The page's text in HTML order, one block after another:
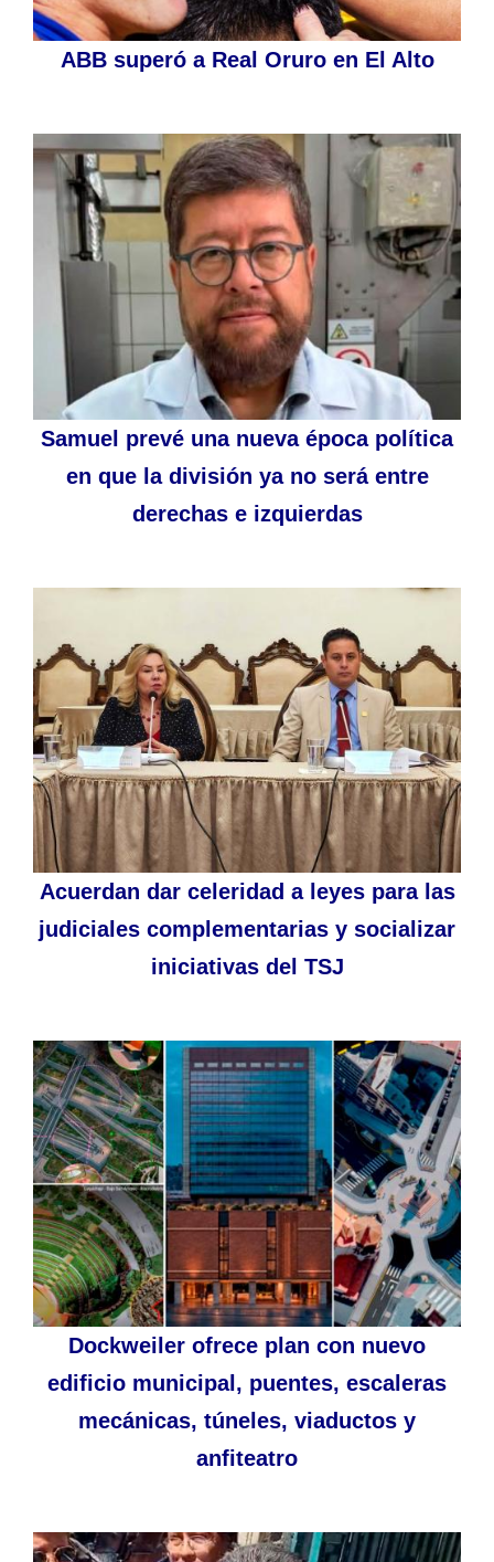
ABB superó a Real Oruro en El Alto
Samuel prevé una nueva época política
en que la división ya no será entre
derechas e izquierdas
Acuerdan dar celeridad a leyes para las
judiciales complementarias y socializar
iniciativas del TSJ
Dockweiler ofrece plan con nuevo
edificio municipal, puentes, escaleras
mecánicas, túneles, viaductos y
anfiteatro